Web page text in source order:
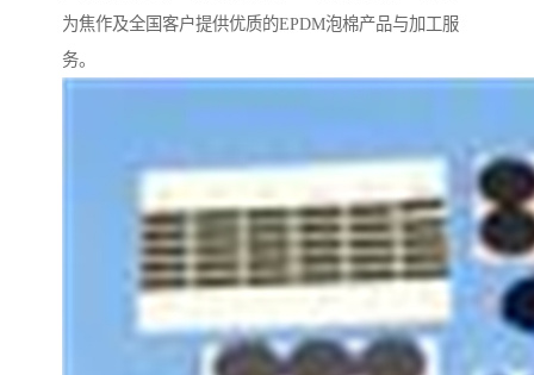
为焦作及全国客户提供优质的EPDM泡棉产品与加工服
务。